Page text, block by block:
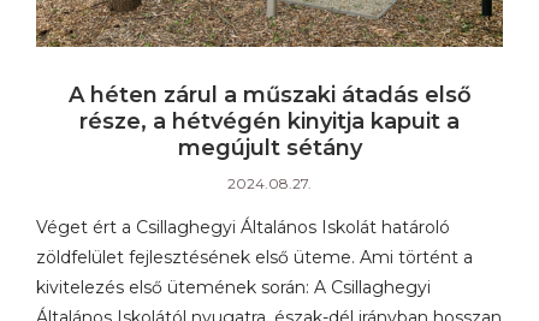
A héten zárul a műszaki átadás első
része, a hétvégén kinyitja kapuit a
megújult sétány
2024.08.27.
Véget ért a Csillaghegyi Általános Iskolát határoló
zöldfelület fejlesztésének első üteme. Ami történt a
kivitelezés első ütemének során: A Csillaghegyi